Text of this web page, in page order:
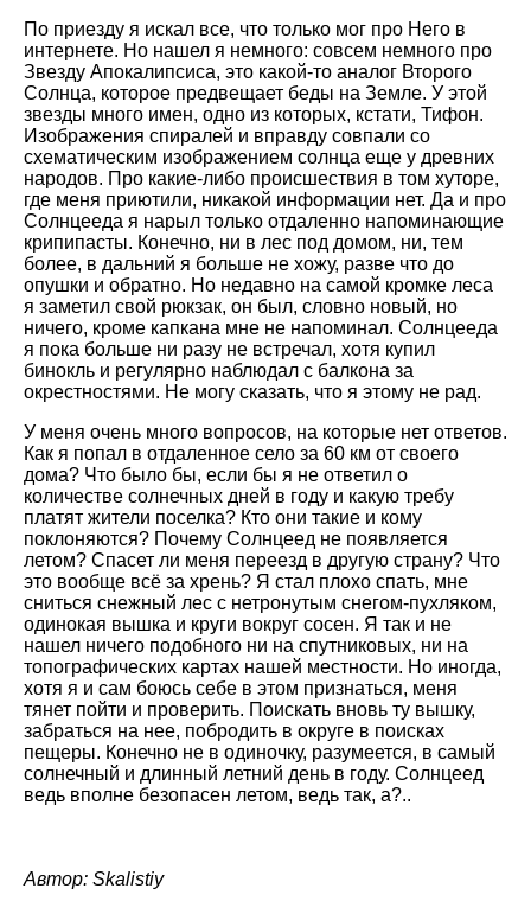
По приезду я искал все, что только мог про Него в
интернете. Но нашел я немного: совсем немного про
Звезду Апокалипсиса, это какой-то аналог Второго
Солнца, которое предвещает беды на Земле. У этой
звезды много имен, одно из которых, кстати, Тифон.
Изображения спиралей и вправду совпали со
схематическим изображением солнца еще у древних
народов. Про какие-либо происшествия в том хуторе,
где меня приютили, никакой информации нет. Да и про
Солнцееда я нарыл только отдаленно напоминающие
крипипасты. Конечно, ни в лес под домом, ни, тем
более, в дальний я больше не хожу, разве что до
опушки и обратно. Но недавно на самой кромке леса
я заметил свой рюкзак, он был, словно новый, но
ничего, кроме капкана мне не напоминал. Солнцееда
я пока больше ни разу не встречал, хотя купил
бинокль и регулярно наблюдал с балкона за
окрестностями. Не могу сказать, что я этому не рад.
У меня очень много вопросов, на которые нет ответов.
Как я попал в отдаленное село за 60 км от своего
дома? Что было бы, если бы я не ответил о
количестве солнечных дней в году и какую требу
платят жители поселка? Кто они такие и кому
поклоняются? Почему Солнцеед не появляется
летом? Спасет ли меня переезд в другую страну? Что
это вообще всё за хрень? Я стал плохо спать, мне
сниться снежный лес с нетронутым снегом-пухляком,
одинокая вышка и круги вокруг сосен. Я так и не
нашел ничего подобного ни на спутниковых, ни на
топографических картах нашей местности. Но иногда,
хотя я и сам боюсь себе в этом признаться, меня
тянет пойти и проверить. Поискать вновь ту вышку,
забраться на нее, побродить в округе в поисках
пещеры. Конечно не в одиночку, разумеется, в самый
солнечный и длинный летний день в году. Солнцеед
ведь вполне безопасен летом, ведь так, а?..
Автор: Skalistiy